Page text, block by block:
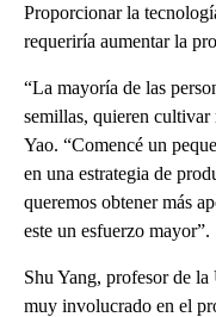
Proporcionar la
requeriría aumentar la
“La mayoría de las
semillas, quieren cultivar
Yao. “Comencé un
en una estrategia de
queremos obtener más
este un esfuerzo mayor”.
Shu Yang, profesor de
muy involucrado en el